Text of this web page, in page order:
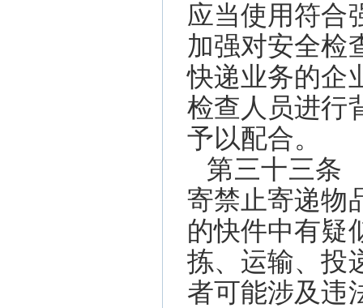
应当使用符合
加强对安全检
快递业务的企
检查人员进行
予以配合。
第三十三条
寄禁止寄递物
的快件中有疑
拣、运输、投
者可能涉及违